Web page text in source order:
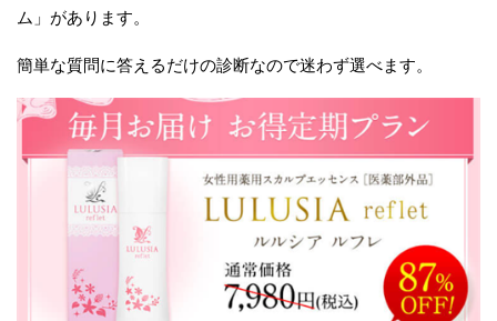
ム」があります。
簡単な質問に答えるだけの診断なので迷わず選べます。